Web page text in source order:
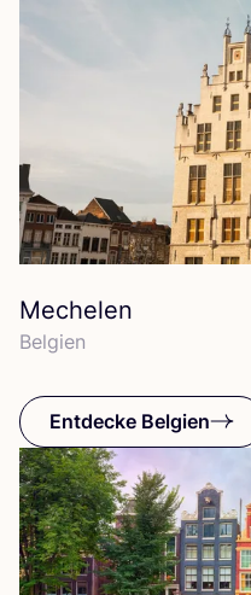
Mechelen
Bel­gi­en
Entdecke Belgien